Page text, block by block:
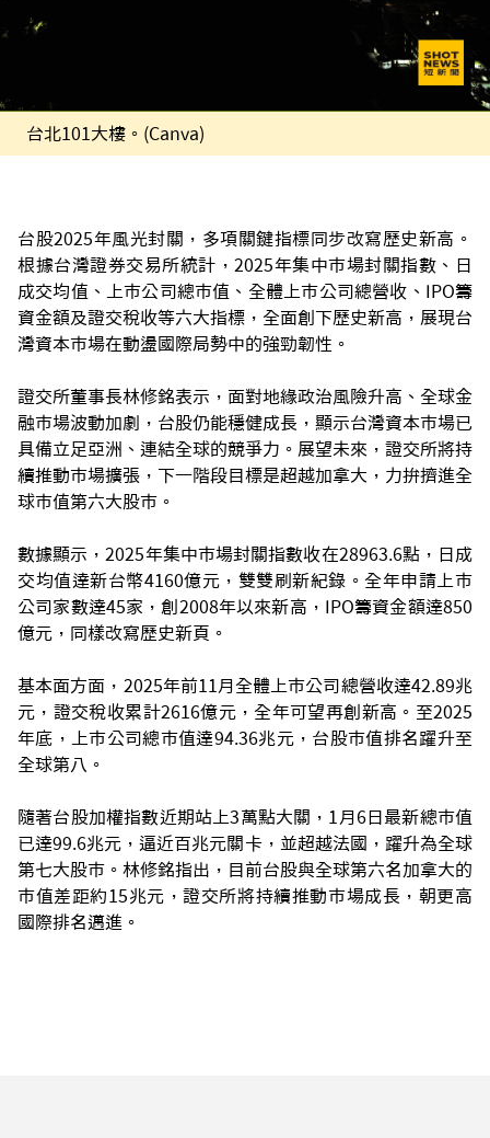
台北101大樓。(Canva)
台股2025年風光封關，多項關鍵指標同步改寫歷史新高。
根據台灣證券交易所統計，2025年集中市場封關指數、日
成交均值、上市公司總市值、全體上市公司總營收、IPO籌
資金額及證交稅收等六大指標，全面創下歷史新高，展現台
灣資本市場在動盪國際局勢中的強勁韌性。
證交所董事長林修銘表示，面對地緣政治風險升高、全球金
融市場波動加劇，台股仍能穩健成長，顯示台灣資本市場已
具備立足亞洲、連結全球的競爭力。展望未來，證交所將持
續推動市場擴張，下一階段目標是超越加拿大，力拚擠進全
球市值第六大股市。
數據顯示，2025年集中市場封關指數收在28963.6點，日成
交均值達新台幣4160億元，雙雙刷新紀錄。全年申請上市
公司家數達45家，創2008年以來新高，IPO籌資金額達850
億元，同樣改寫歷史新頁。
基本面方面，2025年前11月全體上市公司總營收達42.89兆
元，證交稅收累計2616億元，全年可望再創新高。至2025
年底，上市公司總市值達94.36兆元，台股市值排名躍升至
全球第八。
隨著台股加權指數近期站上3萬點大關，1月6日最新總市值
已達99.6兆元，逼近百兆元關卡，並超越法國，躍升為全球
第七大股市。林修銘指出，目前台股與全球第六名加拿大的
市值差距約15兆元，證交所將持續推動市場成長，朝更高
國際排名邁進。